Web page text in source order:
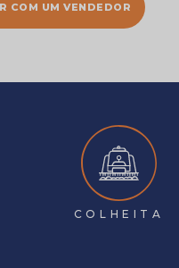
COM UM VENDEDOR
COLHEITA